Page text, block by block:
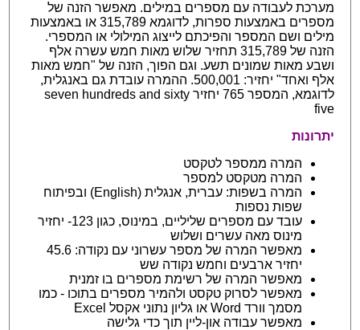
מערכת לעבודה עם מספרים במילים. מאפשר הזנה של
מספרים באמצעות ספרות, לדוגמא 315,789 או באמצעות
מילים ושם המספר והפיכתם לייצוג המילולי או המספרי.
הזנה של 315,789 תחזיר שלוש מאות חמש עשרה אלף
ושבע מאות שמונים תשע. וגם הפוך, הזנה של "חמש מאות
אלף ואחד" יחזיר: 500,001. ההמרה עובדת גם באנגלית,
לדוגמא, המספר 765 יחזיר seven hundreds and sixty
five
יתרונות
המרה ממספר לטקסט
המרה מטקסט למספר
המרה בשפות: עברית, אנגלית (English) ובפיתוח
שפות נספות
עובד עם מספרים שליליים, במינוס, כגון 123- יחזיר
מינוס מאה עשרים ושלוש
מאפשר המרה של מספר עשרוני עם נקודה: 45.6
יחזיר ארבעים וחמש נקודה שש
מאפשר המרה של רשימת מספרים בו זמנית
מאפשר לסרוק טקסט ולהמיר מספרים בתוכו - כמו
מסמך וורד Word או גליון נתוני אקסל Excel
מאפשר עבודה און-ליין תוך כדי גלישה